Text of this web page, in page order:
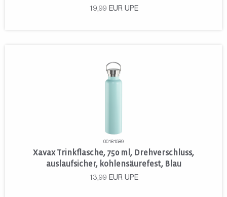
19,99 EUR UPE
00181589
Xavax Trinkflasche, 750 ml, Drehverschluss,
auslaufsicher, kohlensäurefest, Blau
13,99 EUR UPE